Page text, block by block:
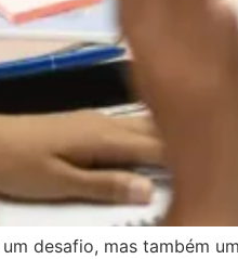
desafio, mas também